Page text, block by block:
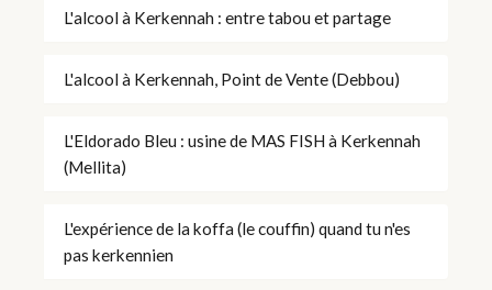
L'alcool à Kerkennah : entre tabou et partage
L'alcool à Kerkennah, Point de Vente (Debbou)
L'Eldorado Bleu : usine de MAS FISH à Kerkennah
(Mellita)
L'expérience de la koffa (le couffin) quand tu n'es
pas kerkennien